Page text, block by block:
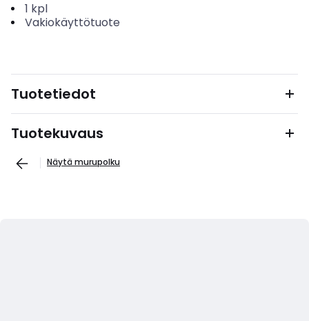
1 kpl
Vakiokäyttötuote
Tuotetiedot
Tuotekuvaus
Näytä murupolku